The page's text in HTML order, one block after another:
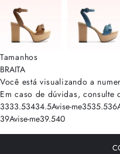
Tamanhos
BRAITA
Você está visualizando a
Em caso de dúvidas, consulte
3333.53434.5Avise-me3535.536
39Avise-me39.540